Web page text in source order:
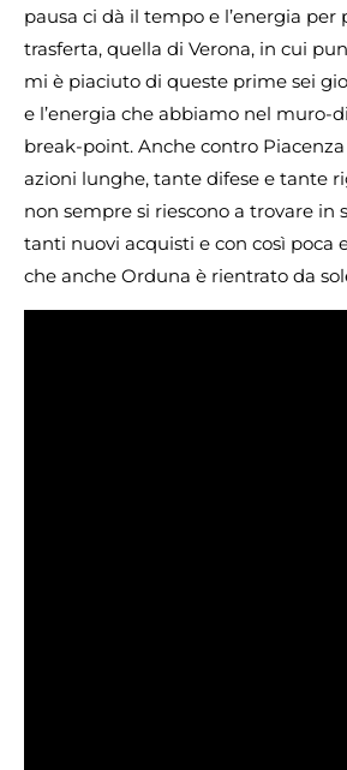
pausa ci dà il tempo e l’energia per
trasferta, quella di Verona, in cui
mi è piaciuto di queste prime sei
e l’energia che abbiamo nel muro-
break-point. Anche contro
azioni lunghe, tante difese e tante
non sempre si riescono a trovare in
tanti nuovi acquisti e con così poca
che anche Orduna è rientrato da